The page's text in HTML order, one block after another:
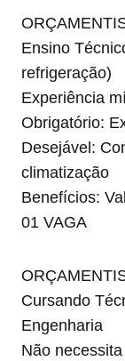
Ensino
refrigeração)
Experiência
Obrigatório:
Desejável:
climatização
Benefícios:
01 VAGA
Cursando
Engenharia
Não